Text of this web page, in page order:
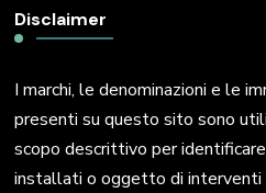
Disclaimer
I marchi, le denominazioni e le
presenti su questo sito sono
scopo descrittivo per
installati o oggetto di interventi